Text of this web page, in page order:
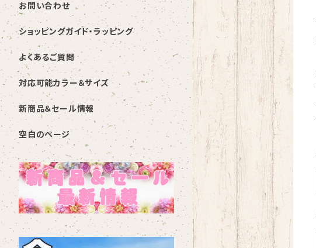
お問い合わせ
ショッピングガイド・ラッピング
よくあるご質問
対応可能カラー＆サイズ
新商品＆セール情報
空白のページ